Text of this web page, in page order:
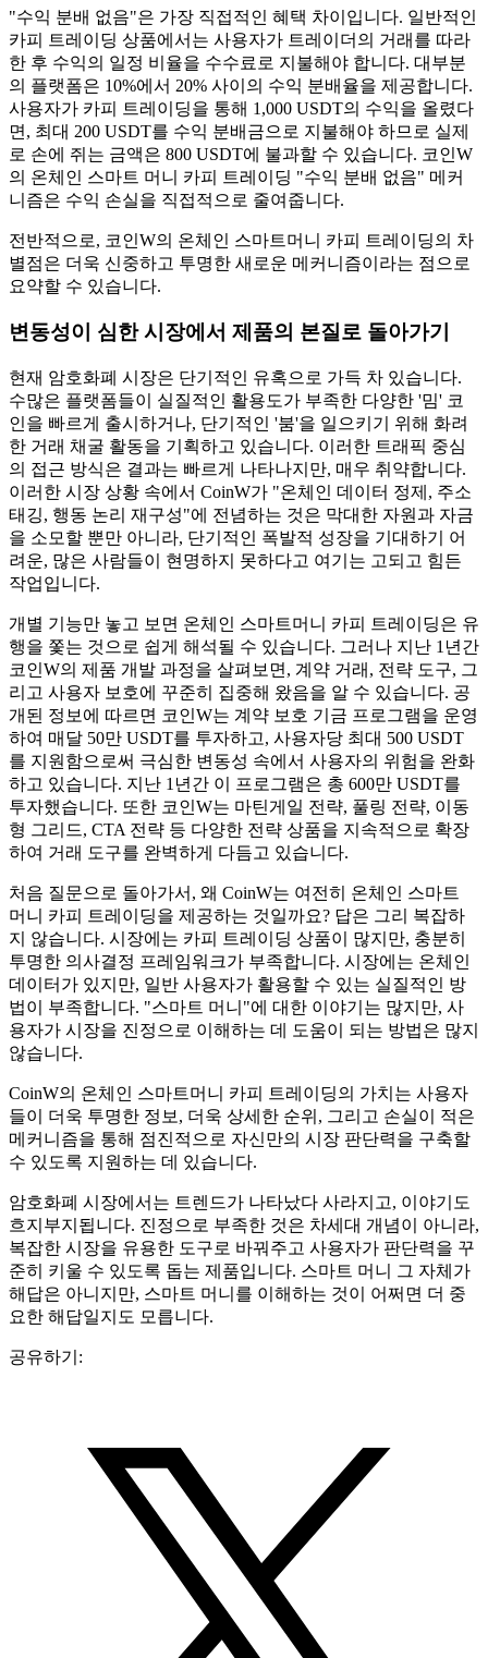
"수익 분배 없음"은 가장 직접적인 혜택 차이입니다. 일반적인
카피 트레이딩 상품에서는 사용자가 트레이더의 거래를 따라
한 후 수익의 일정 비율을 수수료로 지불해야 합니다. 대부분
의 플랫폼은 10%에서 20% 사이의 수익 분배율을 제공합니다.
사용자가 카피 트레이딩을 통해 1,000 USDT의 수익을 올렸다
면, 최대 200 USDT를 수익 분배금으로 지불해야 하므로 실제
로 손에 쥐는 금액은 800 USDT에 불과할 수 있습니다. 코인W
의 온체인 스마트 머니 카피 트레이딩 "수익 분배 없음" 메커
니즘은 수익 손실을 직접적으로 줄여줍니다.
전반적으로, 코인W의 온체인 스마트머니 카피 트레이딩의 차
별점은 더욱 신중하고 투명한 새로운 메커니즘이라는 점으로
요약할 수 있습니다.
변동성이 심한 시장에서 제품의 본질로 돌아가기
현재 암호화폐 시장은 단기적인 유혹으로 가득 차 있습니다.
수많은 플랫폼들이 실질적인 활용도가 부족한 다양한 '밈' 코
인을 빠르게 출시하거나, 단기적인 '붐'을 일으키기 위해 화려
한 거래 채굴 활동을 기획하고 있습니다. 이러한 트래픽 중심
의 접근 방식은 결과는 빠르게 나타나지만, 매우 취약합니다.
이러한 시장 상황 속에서 CoinW가 "온체인 데이터 정제, 주소
태깅, 행동 논리 재구성"에 전념하는 것은 막대한 자원과 자금
을 소모할 뿐만 아니라, 단기적인 폭발적 성장을 기대하기 어
려운, 많은 사람들이 현명하지 못하다고 여기는 고되고 힘든
작업입니다.
개별 기능만 놓고 보면 온체인 스마트머니 카피 트레이딩은 유
행을 쫓는 것으로 쉽게 해석될 수 있습니다. 그러나 지난 1년간
코인W의 제품 개발 과정을 살펴보면, 계약 거래, 전략 도구, 그
리고 사용자 보호에 꾸준히 집중해 왔음을 알 수 있습니다. 공
개된 정보에 따르면 코인W는 계약 보호 기금 프로그램을 운영
하여 매달 50만 USDT를 투자하고, 사용자당 최대 500 USDT
를 지원함으로써 극심한 변동성 속에서 사용자의 위험을 완화
하고 있습니다. 지난 1년간 이 프로그램은 총 600만 USDT를
투자했습니다. 또한 코인W는 마틴게일 전략, 풀링 전략, 이동
형 그리드, CTA 전략 등 다양한 전략 상품을 지속적으로 확장
하여 거래 도구를 완벽하게 다듬고 있습니다.
처음 질문으로 돌아가서, 왜 CoinW는 여전히 온체인 스마트
머니 카피 트레이딩을 제공하는 것일까요? 답은 그리 복잡하
지 않습니다. 시장에는 카피 트레이딩 상품이 많지만, 충분히
투명한 의사결정 프레임워크가 부족합니다. 시장에는 온체인
데이터가 있지만, 일반 사용자가 활용할 수 있는 실질적인 방
법이 부족합니다. "스마트 머니"에 대한 이야기는 많지만, 사
용자가 시장을 진정으로 이해하는 데 도움이 되는 방법은 많지
않습니다.
CoinW의 온체인 스마트머니 카피 트레이딩의 가치는 사용자
들이 더욱 투명한 정보, 더욱 상세한 순위, 그리고 손실이 적은
메커니즘을 통해 점진적으로 자신만의 시장 판단력을 구축할
수 있도록 지원하는 데 있습니다.
암호화폐 시장에서는 트렌드가 나타났다 사라지고, 이야기도
흐지부지됩니다. 진정으로 부족한 것은 차세대 개념이 아니라,
복잡한 시장을 유용한 도구로 바꿔주고 사용자가 판단력을 꾸
준히 키울 수 있도록 돕는 제품입니다. 스마트 머니 그 자체가
해답은 아니지만, 스마트 머니를 이해하는 것이 어쩌면 더 중
요한 해답일지도 모릅니다.
공유하기: